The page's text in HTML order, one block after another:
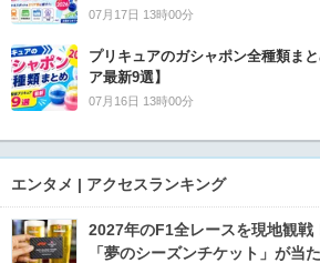
07月17日 13時00分
プリキュアのガシャポン全種類ま
ア最新9選】
07月16日 13時00分
エンタメ | アクセスランキング
2027年のF1全レースを現地観戦
「夢のシーズンチケット」が当